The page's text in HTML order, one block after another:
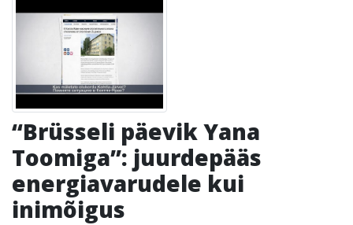
“Brüsseli päevik Yana
Toomiga”: juurdepääs
energiavarudele kui
inimõigus